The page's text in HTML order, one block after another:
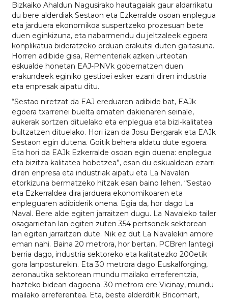
Bizkaiko Ahaldun Nagusirako hautagaiak gaur aldarrikatu
du bere alderdiak Sestaon eta Ezkerralde osoan enplegua
eta jarduera ekonomikoa suspertzeko prozesuan bete
duen eginkizuna, eta nabarmendu du jeltzaleek egoera
konplikatua bideratzeko orduan erakutsi duten gaitasuna.
Horren adibide gisa, Rementeriak azken urteotan
eskualde honetan EAJ-PNVk gobernatzen duen
erakundeek eginiko gestioei esker ezarri diren industria
eta enpresak aipatu ditu.
“Sestao niretzat da EAJ ereduaren adibide bat, EAJk
egoera txarrenei buelta ematen dakienaren seinale,
aukerak sortzen dituelako eta enplegua eta bizi-kalitatea
bultzatzen dituelako. Hori izan da Josu Bergarak eta EAJk
Sestaon egin dutena. Goitik behera aldatu dute egoera.
Eta hori da EAJk Ezkerralde osoan egin duena: enplegua
eta bizitza kalitatea hobetzea”, esan du eskualdean ezarri
diren enpresa eta industriak aipatu eta La Navalen
etorkizuna bermatzeko hitzak esan baino lehen. “Sestao
eta Ezkerraldea dira jarduera ekonomikoaren eta
enpleguaren adibiderik onena. Egia da, hor dago La
Naval. Bere alde egiten jarraitzen dugu. La Navaleko tailer
osagarrietan lan egiten zuten 354 pertsonek sektorean
lan egiten jarraitzen dute. Nik ez dut La Navalekin amore
eman nahi. Baina 20 metrora, hor bertan, PCBren lantegi
berria dago, industria sektoreko eta kalitatezko 200etik
gora lanposturekin. Eta 30 metrora dago Euskalforging,
aeronautika sektorean mundu mailako erreferentzia,
hazteko bidean dagoena. 30 metrora ere Vicinay, mundu
mailako erreferentea. Eta, beste alderditik Bricomart,